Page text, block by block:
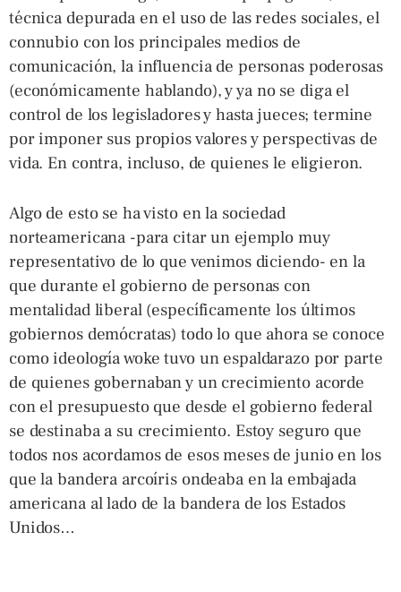
técnica depurada en el uso de las redes sociales, el
connubio con los principales medios de
comunicación, la influencia de personas poderosas
(económicamente hablando), y ya no se diga el
control de los legisladores y hasta jueces; termine
por imponer sus propios valores y perspectivas de
vida. En contra, incluso, de quienes le eligieron.
Algo de esto se ha visto en la sociedad
norteamericana -para citar un ejemplo muy
representativo de lo que venimos diciendo- en la
que durante el gobierno de personas con
mentalidad liberal (específicamente los últimos
gobiernos demócratas) todo lo que ahora se conoce
como ideología woke tuvo un espaldarazo por parte
de quienes gobernaban y un crecimiento acorde
con el presupuesto que desde el gobierno federal
se destinaba a su crecimiento. Estoy seguro que
todos nos acordamos de esos meses de junio en los
que la bandera arcoíris ondeaba en la embajada
americana al lado de la bandera de los Estados
Unidos…